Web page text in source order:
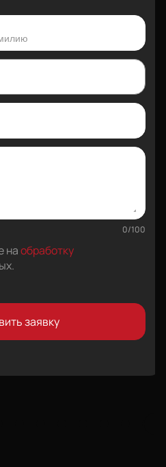
0/100
наобработку
.
заявку